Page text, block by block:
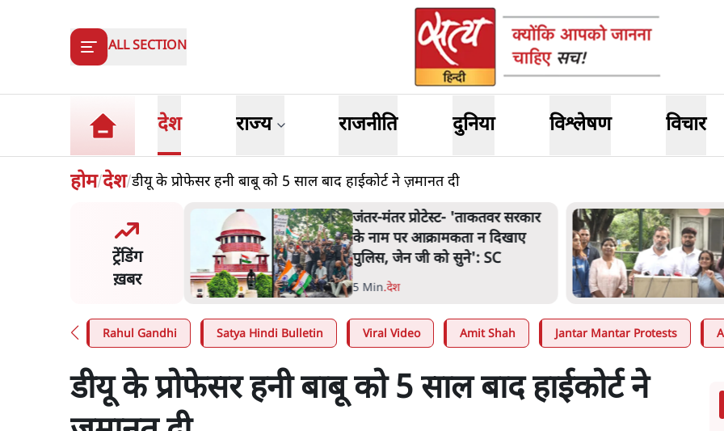
ALL SECTION
देश राज्य राजनीति दुनिया विश्लेषण विचार
होम/देश/डीयू के प्रोफेसर हनी बाबू को 5 साल बाद हाईकोर्ट ने ज़मानत दी
ट्रेंडिंग
ख़बर
समिति-मेटा की बैठकः मार्क
ने भारत सरकार से माफी
जंतर-मंतर प्रोटेस्ट- 'ताकतवर सरकार
के नाम पर आक्रामकता न दिखाए
पुलिस, जेन जी को सुने': SC
5 Min.देश
Rahul Gandhi Satya Hindi Bulletin Viral Video Amit Shah Jantar Mantar Protests
डीयू के प्रोफेसर हनी बाबू को 5 साल बाद हाईकोर्ट ने